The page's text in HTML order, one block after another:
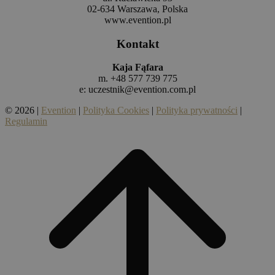
02-634 Warszawa, Polska
www.evention.pl
Kontakt
Kaja Fąfara
m. +48 577 739 775
e: uczestnik@evention.com.pl
© 2026 | Evention | Polityka Cookies | Polityka prywatności |
Regulamin